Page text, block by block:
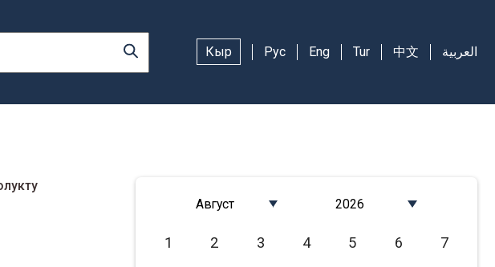
Кыр Рус Eng Tur 中文 العربية
Август
2026
1 2 3 4 5 6
7